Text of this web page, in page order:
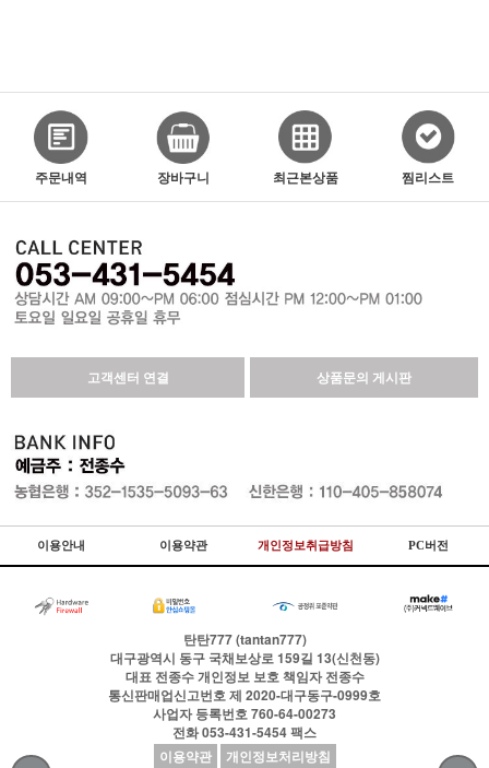
주문내역 장바구니 최근본상품 찜리스트
고객센터 연결 상품문의 게시판
이용안내 이용약관 개인정보취급방침 PC버전
탄탄777 (tantan777)
대구광역시 동구 국채보상로 159길 13(신천동)
대표전종수개인정보 보호 책임자전종수
통신판매업신고번호제 2020-대구동구-0999호
사업자 등록번호760-64-00273
전화053-431-5454팩스
이용약관
개인정보처리방침